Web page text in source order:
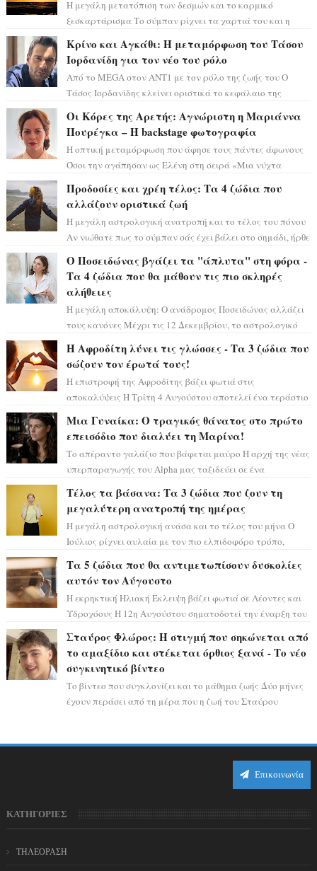
Η μεγάλη μετατόπιση των δεσμών και το καρμικό
ξεσκαρτάρισμα Το σύμπαν ρίχνει τα χαρτιά του και η
Κρίνο και Αγκάθι: Η μεταμόρφωση του Τάσου
Ιορδανίδη για τον νέο του ρόλο
Από το MEGA στον ΑΝΤ1 με τον ρόλο της ζωής του Ο
Τάσος Ιορδανίδης κλείνει οριστικά το κεφάλαιο της
Οι Κόρες της Αρετής: Αγνώριστη η Μαριάννα
Πουρέγκα – H backstage φωτογραφία
Η οπτική μεταμόρφωση που άφησε τους πάντες άφωνους
Όσοι την αγάπησαν ως Ελένη στη σειρά «Μια νύχτα
Προδοσίες και χρέη τέλος: Τα 4 ζώδια που
αλλάζουν οριστικά ζωή
Η μεγάλη αστρολογική ανατροπή και το τέλος του πόνου
Αν νιώθατε πως το σύμπαν σάς έχει βάλει στο σημάδι, ήρθε
Ο Ποσειδώνας βγάζει τα "άπλυτα" στη φόρα -
Τα 4 ζώδια που θα μάθουν τις πιο σκληρές
αλήθειες
Η μεγάλη αποκάλυψη: Ο ανάδρομος Ποσειδώνας αλλάζει
τους κανόνες Μέχρι τις 12 Δεκεμβρίου, το αστρολογικό
Η Αφροδίτη λύνει τις γλώσσες - Τα 3 ζώδια που
σώζουν τον έρωτά τους!
Η επιστροφή της Αφροδίτης βάζει φωτιά στις
αποκαλύψεις Η Τρίτη 4 Αυγούστου αποτελεί ένα τεράστιο
Μια Γυναίκα: Ο τραγικός θάνατος στο πρώτο
επεισόδιο που διαλύει τη Μαρίνα!
Το απέραντο γαλάζιο που βάφεται μαύρο Η αρχή της νέας
υπερπαραγωγής του Alpha μας ταξιδεύει σε ένα
Τέλος τα βάσανα: Τα 3 ζώδια που ζουν τη
μεγαλύτερη ανατροπή της ημέρας
Η μεγάλη αστρολογική ανάσα και το τέλος του μήνα Ο
Ιούλιος ρίχνει αυλαία με τον πιο ελπιδοφόρο τρόπο,
Τα 5 ζώδια που θα αντιμετωπίσουν δυσκολίες
αυτόν τον Αύγουστο
Η εκρηκτική Ηλιακή Έκλειψη βάζει φωτιά σε Λέοντες και
Υδροχόους Η 12η Αυγούστου σηματοδοτεί την έναρξη του
Σταύρος Φλώρος: Η στιγμή που σηκώνεται από
το αμαξίδιο και στέκεται όρθιος ξανά - Το νέο
συγκινητικό βίντεο
Το βίντεο που συγκλονίζει και το μάθημα ζωής Δύο μήνες
έχουν περάσει από τη μέρα που η ζωή του Σταύρου
Επικοινωνία
ΚΑΤΗΓΟΡΙΕΣ
ΤΗΛΕΟΡΑΣΗ